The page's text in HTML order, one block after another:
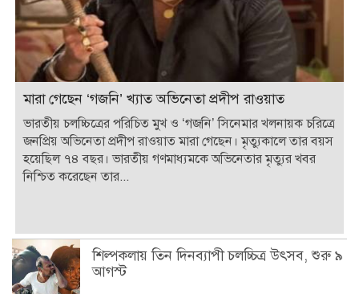
মারা গেছেন ‘গজনি’ খ্যাত অভিনেতা প্রদীপ রাওয়াত
ভারতীয় চলচ্চিত্রের পরিচিত মুখ ও ‘গজনি’ সিনেমার খলনায়ক চরিত্রে
জনপ্রিয় অভিনেতা প্রদীপ রাওয়াত মারা গেছেন। মৃত্যুকালে তার বয়স
হয়েছিল ৭৪ বছর। ভারতীয় গণমাধ্যমকে অভিনেতার মৃত্যুর খবর
নিশ্চিত করেছেন তার...
শিল্পকলায় তিন দিনব্যাপী চলচ্চিত্র উৎসব, শুরু ৯
আগস্ট